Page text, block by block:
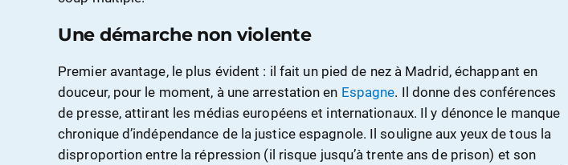
Une démarche non violente
Premier avantage, le plus évident : il fait un pied de nez à Madrid, échappant en
douceur, pour le moment, à une arrestation en Espagne. Il donne des conférences
de presse, attirant les médias européens et internationaux. Il y dénonce le manque
chronique d’indépendance de la justice espagnole. Il souligne aux yeux de tous la
disproportion entre la répression (il risque jusqu’à trente ans de prison) et son